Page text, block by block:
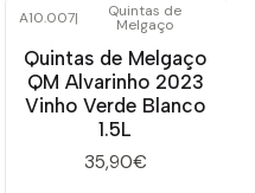
A10.007| Quintas de
Melgaço
Quintas de Melgaço
QM Alvarinho 2023
Vinho Verde Blanco
1.5L
35,90€